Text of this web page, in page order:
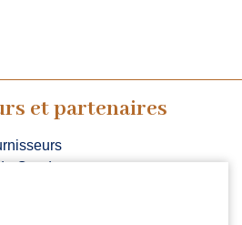
et partenaires